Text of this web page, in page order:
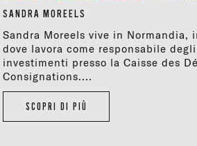
SANDRA MOREELS
Sandra Moreels vive in Normandia,
dove lavora come responsabile degli
investimenti presso la Caisse des
Consignations....
SCOPRI DI PIÙ